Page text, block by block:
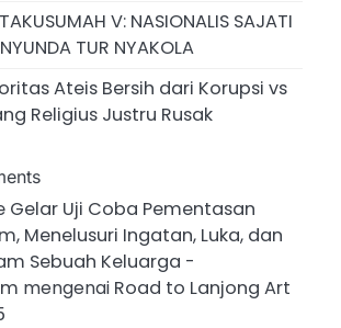
V: NASIONALIS SAJATI
TUR NYAKOLA
Ateis Bersih dari Korupsi vs
Religius Justru Rusak
Gelar Uji Coba Pementasan
Menelusuri Ingatan, Luka, dan
Sebuah Keluarga -
mengenai Road to Lanjong Art